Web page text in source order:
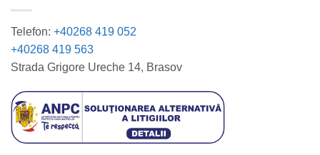
Telefon: +40268 419 052
+40268 419 563
Strada Grigore Ureche 14, Brasov